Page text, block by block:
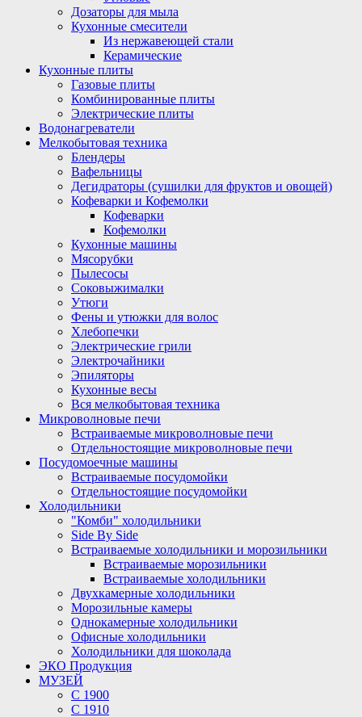
Дозаторы для мыла
Кухонные смесители
Из нержавеющей стали
Керамические
Кухонные плиты
Газовые плиты
Комбинированные плиты
Электрические плиты
Водонагреватели
Мелкобытовая техника
Блендеры
Вафельницы
Дегидраторы (сушилки для фруктов и овощей)
Кофеварки и Кофемолки
Кофеварки
Кофемолки
Кухонные машины
Мясорубки
Пылесосы
Соковыжималки
Утюги
Фены и утюжки для волос
Хлебопечки
Электрические грили
Электрочайники
Эпиляторы
Кухонные весы
Вся мелкобытовая техника
Микроволновые печи
Встраиваемые микроволновые печи
Отдельностоящие микроволновые печи
Посудомоечные машины
Встраиваемые посудомойки
Отдельностоящие посудомойки
Холодильники
"Комби" холодильники
Side By Side
Встраиваемые холодильники и морозильники
Встраиваемые морозильники
Встраиваемые холодильники
Двухкамерные холодильники
Морозильные камеры
Однокамерные холодильники
Офисные холодильники
Холодильники для шоколада
ЭКО Продукция
МУЗЕЙ
С 1900
С 1910